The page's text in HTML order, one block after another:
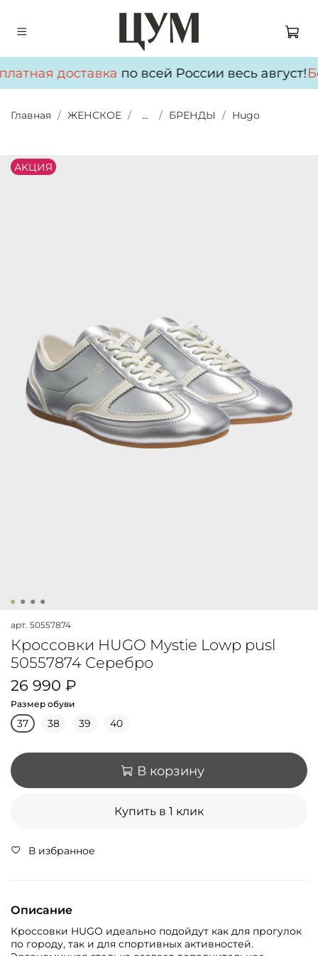
доставкапо всей России весь август!
Главная ЖЕНСКОЕ ... БРЕНДЫ Hugo
АKЦИЯ
арт. 50557874
Кроссовки HUGO Mystie Lowp pusl
50557874 Серебро
26 990 ₽
Размер обуви
37 38 39 40
В корзину
Купить в 1 клик
В избранное
Описание
Кроссовки HUGO идеально подойдут как для прогулок
по городу, так и для спортивных активностей.